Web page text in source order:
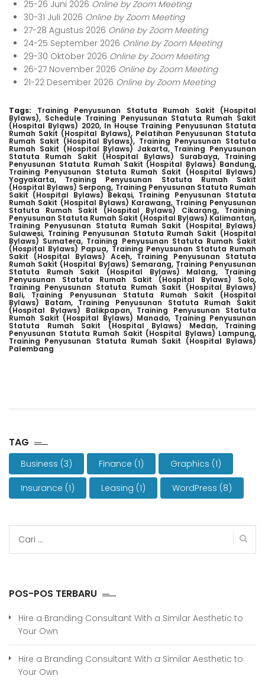
25-26 Juni 2026 Online by Zoom Meeting
30-31 Juli 2026 Online by Zoom Meeting
27-28 Agustus 2026 Online by Zoom Meeting
24-25 September 2026 Online by Zoom Meeting
29-30 Oktober 2026 Online by Zoom Meeting
26-27 November 2026 Online by Zoom Meeting
21-22 Desember 2026 Online by Zoom Meeting
Tags: Training Penyusunan Statuta Rumah Sakit (Hospital
Bylaws), Schedule Training Penyusunan Statuta Rumah Sakit
(Hospital Bylaws) 2020, In House Training Penyusunan Statuta
Rumah Sakit (Hospital Bylaws), Pelatihan Penyusunan Statuta
Rumah Sakit (Hospital Bylaws), Training Penyusunan Statuta
Rumah Sakit (Hospital Bylaws) Jakarta, Training Penyusunan
Statuta Rumah Sakit (Hospital Bylaws) Surabaya, Training
Penyusunan Statuta Rumah Sakit (Hospital Bylaws) Bandung,
Training Penyusunan Statuta Rumah Sakit (Hospital Bylaws)
Yogyakarta, Training Penyusunan Statuta Rumah Sakit
(Hospital Bylaws) Serpong, Training Penyusunan Statuta Rumah
Sakit (Hospital Bylaws) Bekasi, Training Penyusunan Statuta
Rumah Sakit (Hospital Bylaws) Karawang, Training Penyusunan
Statuta Rumah Sakit (Hospital Bylaws) Cikarang, Training
Penyusunan Statuta Rumah Sakit (Hospital Bylaws) Kalimantan,
Training Penyusunan Statuta Rumah Sakit (Hospital Bylaws)
Sulawesi, Training Penyusunan Statuta Rumah Sakit (Hospital
Bylaws) Sumatera, Training Penyusunan Statuta Rumah Sakit
(Hospital Bylaws) Papua, Training Penyusunan Statuta Rumah
Sakit (Hospital Bylaws) Aceh, Training Penyusunan Statuta
Rumah Sakit (Hospital Bylaws) Semarang, Training Penyusunan
Statuta Rumah Sakit (Hospital Bylaws) Malang, Training
Penyusunan Statuta Rumah Sakit (Hospital Bylaws) Solo,
Training Penyusunan Statuta Rumah Sakit (Hospital Bylaws)
Bali, Training Penyusunan Statuta Rumah Sakit (Hospital
Bylaws) Batam, Training Penyusunan Statuta Rumah Sakit
(Hospital Bylaws) Balikpapan, Training Penyusunan Statuta
Rumah Sakit (Hospital Bylaws) Manado, Training Penyusunan
Statuta Rumah Sakit (Hospital Bylaws) Medan, Training
Penyusunan Statuta Rumah Sakit (Hospital Bylaws) Lampung,
Training Penyusunan Statuta Rumah Sakit (Hospital Bylaws)
Palembang
TAG
Business (3) Finance (1) Graphics (1)
Insurance (1) Leasing (1) WordPress (8)
untuk:
POS-POS TERBARU
Hire a Branding Consultant With a Similar Aesthetic to
Your Own
Hire a Branding Consultant With a Similar Aesthetic to
Your Own